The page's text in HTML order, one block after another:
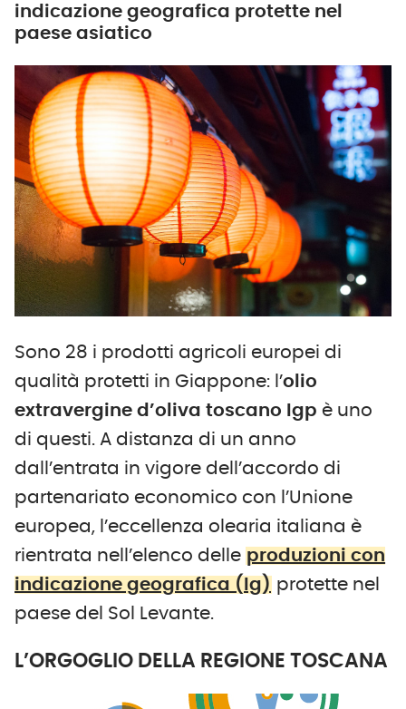
indicazione geografica protette nel
paese asiatico
Sono 28 i prodotti agricoli europei di
qualità protetti in Giappone: l’olio
extravergine d’oliva toscano Igp è uno
di questi. A distanza di un anno
dall’entrata in vigore dell’accordo di
partenariato economico con l’Unione
europea, l’eccellenza olearia italiana è
rientrata nell’elenco delle produzioni con
indicazione geografica (Ig) protette nel
paese del Sol Levante.
L’ORGOGLIO DELLA REGIONE TOSCANA